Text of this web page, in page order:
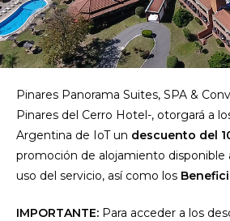
Pinares Panorama Suites, SPA &
Pinares del Cerro Hotel-, otorgará a
Argentina de IoT un descuento del
promoción de alojamiento disponible
uso del servicio, así como los
IMPORTANTE: Para acceder a los